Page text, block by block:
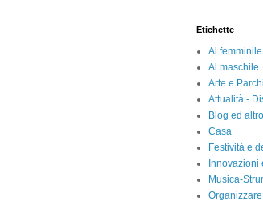
Etichette
Al femminile
Al maschile
Arte e Parchi
Attualità -
Blog ed altro
Casa
Festività e
Innovazioni
Musica-